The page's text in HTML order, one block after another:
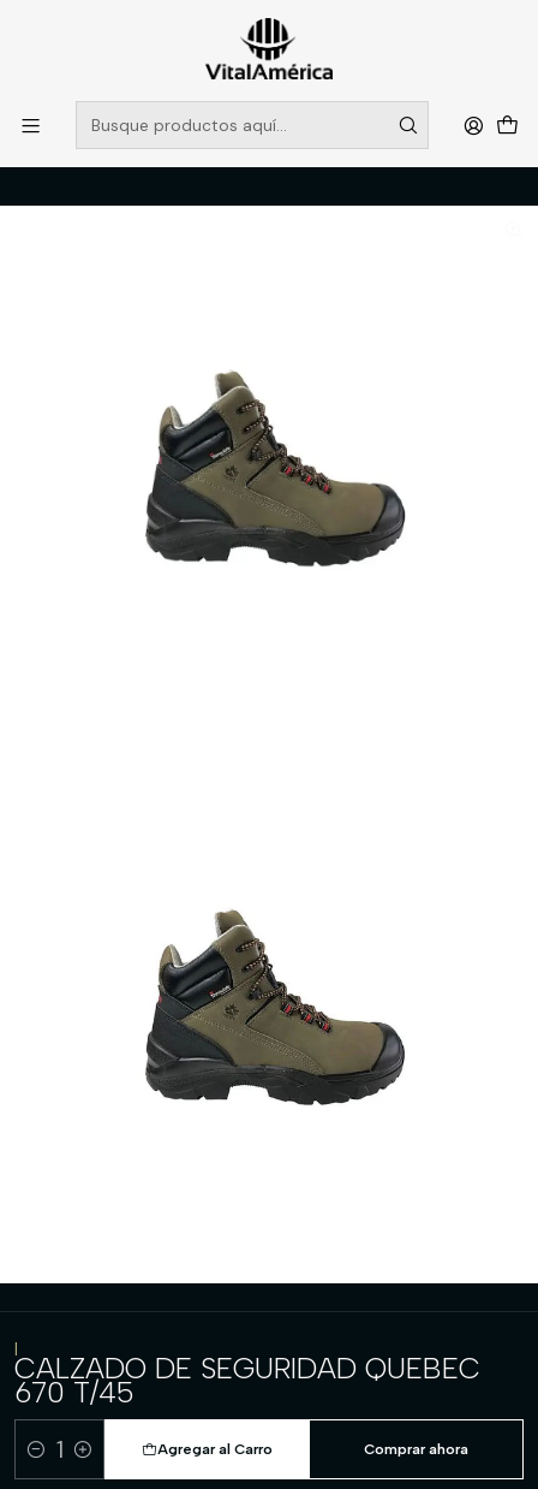
POR SISTEMA FRONTAL SOLO RETIROS EN TIENDA, DESDE
MUCHAS GRACIAS +569 5956 2237
Leer más
CALZADO
ZAPATO DE SEGURIDAD
CALZADO DE SEGURIDAD QUEBEC 670 T/45
|
CALZADO DE SEGURIDAD QUEBEC
670 T/45
Cantidad
Agregar al Carro Comprar ahora